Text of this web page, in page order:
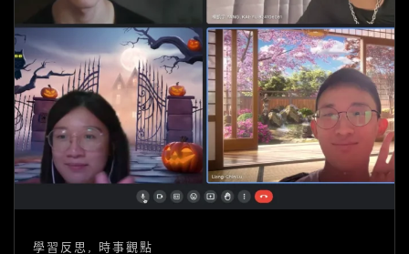
學習反思, 時事觀點